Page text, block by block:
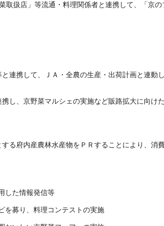
取扱店」等流通・料理関係者と連携して、「京の
連携して、ＪＡ・全農の生産・出荷計画と連動
し、京野菜マルシェの実施など販路拡大に向け
る府内産農林水産物をＰＲすることにより、消
した情報発信等
を募り、料理コンテストの実施